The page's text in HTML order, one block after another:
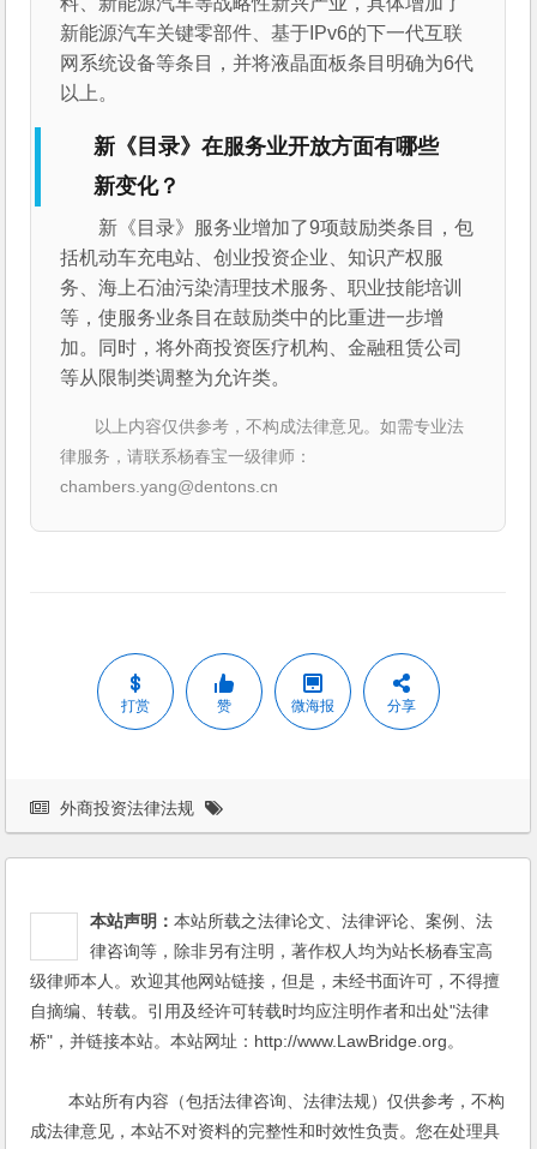
新能源汽车关键零部件、基于IPv6的下一代互联
网系统设备等条目，并将液晶面板条目明确为6代
以上。
新《目录》在服务业开放方面有哪些
新变化？
新《目录》服务业增加了9项鼓励类条目，包
括机动车充电站、创业投资企业、知识产权服
务、海上石油污染清理技术服务、职业技能培训
等，使服务业条目在鼓励类中的比重进一步增
加。同时，将外商投资医疗机构、金融租赁公司
等从限制类调整为允许类。
以上内容仅供参考，不构成法律意见。如需专业法
律服务，请联系杨春宝一级律师：
chambers.yang@dentons.cn
打赏 赞 微海报 分享
外商投资法律法规
本站声明：本站所载之法律论文、法律评论、案例、法
律咨询等，除非另有注明，著作权人均为站长杨春宝高
级律师本人。欢迎其他网站链接，但是，未经书面许可，不得擅
自摘编、转载。引用及经许可转载时均应注明作者和出处"法律
桥"，并链接本站。本站网址：http://www.LawBridge.org。
本站所有内容（包括法律咨询、法律法规）仅供参考，不构
成法律意见，本站不对资料的完整性和时效性负责。您在处理具